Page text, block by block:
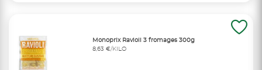
Monoprix Ravioli 3 fromages 300g
8,63 €/KILO